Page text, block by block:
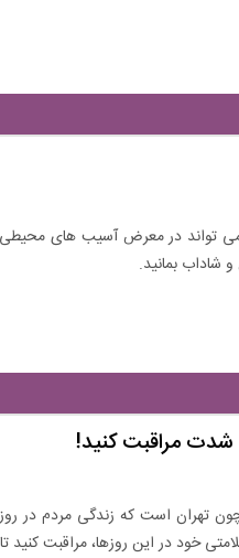
تواند در معرض آسیب های محیطی
شاداب بمانید.
شدت مراقبت کنید!
تهران است که زندگی مردم در
خود در این روزها، مراقبت کنید